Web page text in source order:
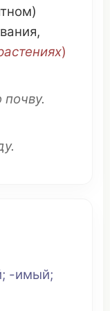
)
,
)
почву.
.
; -имый;